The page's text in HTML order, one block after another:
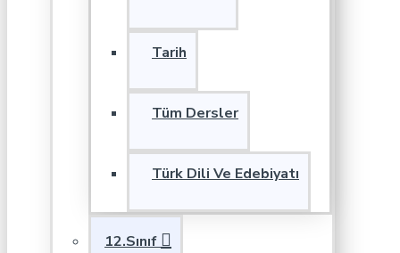
Tarih
Tüm Dersler
Türk Dili Ve Edebiyatı
12.Sınıf